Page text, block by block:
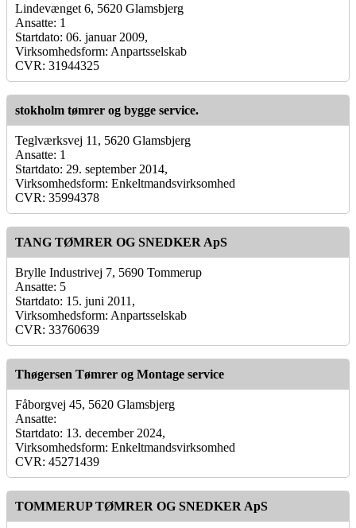
Lindevænget 6, 5620 Glamsbjerg
Ansatte: 1
Startdato: 06. januar 2009,
Virksomhedsform: Anpartsselskab
CVR: 31944325
stokholm tømrer og bygge service.
Teglværksvej 11, 5620 Glamsbjerg
Ansatte: 1
Startdato: 29. september 2014,
Virksomhedsform: Enkeltmandsvirksomhed
CVR: 35994378
TANG TØMRER OG SNEDKER ApS
Brylle Industrivej 7, 5690 Tommerup
Ansatte: 5
Startdato: 15. juni 2011,
Virksomhedsform: Anpartsselskab
CVR: 33760639
Thøgersen Tømrer og Montage service
Fåborgvej 45, 5620 Glamsbjerg
Ansatte:
Startdato: 13. december 2024,
Virksomhedsform: Enkeltmandsvirksomhed
CVR: 45271439
TOMMERUP TØMRER OG SNEDKER ApS